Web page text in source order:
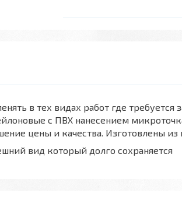
в тех видах работ где требуется
с ПВХ нанесением
цены и качества. Изготовлены из
вид который долго сохраняется